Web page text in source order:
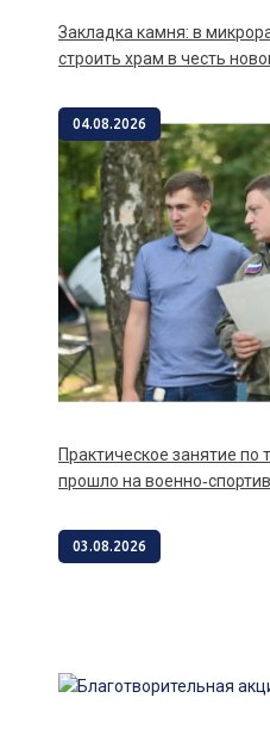
Закладка камня: в микрорайоне Полёт начали
строить храм в честь
04.08.2026
Практическое занятие по тактической медицине
прошло на
03.08.2026